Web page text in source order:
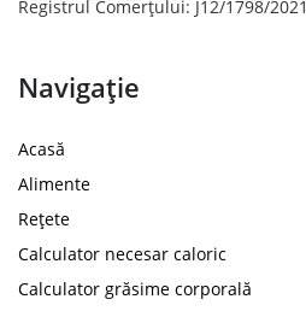
Registrul Comerțului: J12/1798/2021
Navigație
Acasă
Alimente
Rețete
Calculator necesar caloric
Calculator grăsime corporală